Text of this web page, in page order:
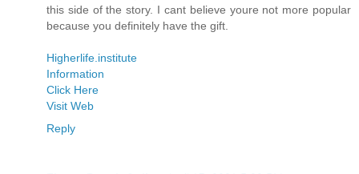
this side of the story. I cant believe youre not more popular
because you definitely have the gift.
Higherlife.institute
Information
Click Here
Visit Web
Reply